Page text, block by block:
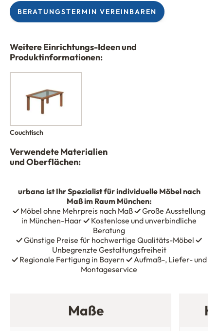
BERATUNGSTERMIN VEREINBAREN
Weitere Einrichtungs-Ideen und
Produktinformationen:
Couchtisch
Verwendete Materialien
und Oberflächen:
urbana ist Ihr Spezialist für individuelle Möbel nach
Maß im Raum München:
✓ Möbel ohne Mehrpreis nach Maß✓Große Ausstellung
in München-Haar✓ Kostenlose und unverbindliche
Beratung
✓Günstige Preise für hochwertige Qualitäts-Möbel ✓
Unbegrenzte Gestaltungsfreiheit
✓Regionale Fertigung in Bayern ✓Aufmaß-, Liefer- und
Montageservice
Maße